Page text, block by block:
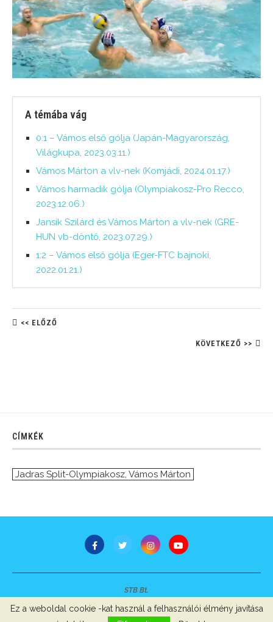
A témába vág
0:1 – Vámos első gólja (Japán-Magyarország,
Világkupa, 2023.03.11.)
Vámos Márton a vlv-nek (Komjádi, 2024.01.17.)
Vámos harmadik gólja (Olympiakosz-Pro Recco,
2023.12.06.)
Jansik Szilárd és Vámos Márton a vlv-nek (GRE-
HUN vb-döntő, 2023.07.29.)
1:2 – Vámos első gólja (Eger-FTC bajnoki,
2022.01.21.)
<< ELŐZŐ
KÖVETKEZŐ >>
CÍMKÉK
Jadras Split-Olympiakosz, Vámos Márton
STB Bt.
Szerzői jogok, adatvédelem Impresszum
Ez a weboldal cookie -kat használ a felhasználói élmény javítása